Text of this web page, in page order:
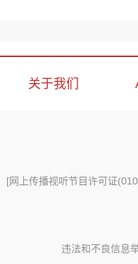
关于我们
[网上传播视听节目许可证
违法和不良信息